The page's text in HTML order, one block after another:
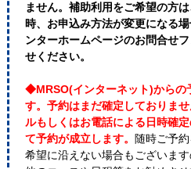
ません。補助利用をご希望の方
時、お申込み方法が変更になる
ンターホームページのお問合せ
せください。
◆MRSO(インターネット)からの
す。予約はまだ確定しておりま
ルもしくはお電話による日時確
て予約が成立します。 随時ご予
希望に沿えない場合もございます